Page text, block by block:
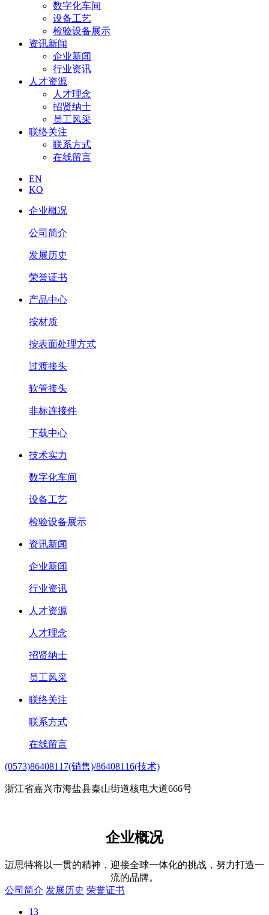
数字化车间
设备工艺
检验设备展示
资讯新闻
企业新闻
行业资讯
人才资源
人才理念
招贤纳士
员工风采
联络关注
联系方式
在线留言
EN
KO
企业概况
公司简介
发展历史
荣誉证书
产品中心
按材质
按表面处理方式
过渡接头
软管接头
非标连接件
下载中心
技术实力
数字化车间
设备工艺
检验设备展示
资讯新闻
企业新闻
行业资讯
人才资源
人才理念
招贤纳士
员工风采
联络关注
联系方式
在线留言
(0573)86408117(销售)/86408116(技术)
浙江省嘉兴市海盐县秦山街道核电大道666号
企业概况
迈思特将以一贯的精神，迎接全球一体化的挑战，努力打造一
流的品牌。
公司简介 发展历史 荣誉证书
13